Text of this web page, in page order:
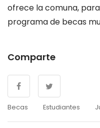
ofrece la comuna,
programa de becas
Comparte
Becas Estudiantes